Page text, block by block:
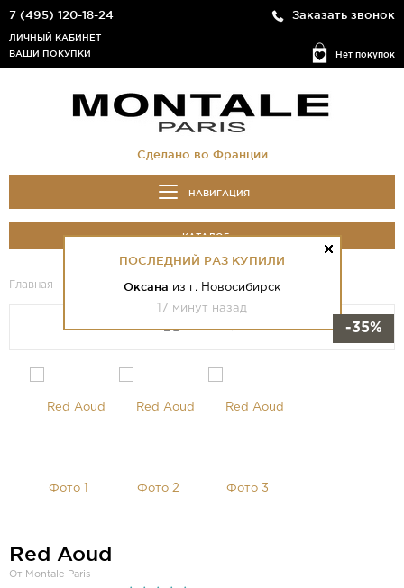
7 (495) 120-18-24 Заказать звонок
Нет покупок
ЛИЧНЫЙ КАБИНЕТ
ВАШИ ПОКУПКИ
Сделано во Франции
НАВИГАЦИЯ
КАТАЛОГ
Главная - - Red Aoud
-35%
ПОСЛЕДНИЙ РАЗ КУПИЛИ
Оксана из г. Новосибирск
17 минут назад
Red Aoud
От Montale Paris